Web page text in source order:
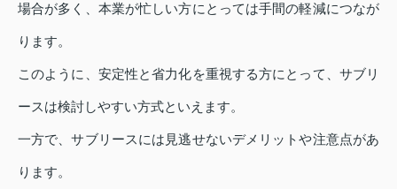
場合が多く、本業が忙しい方にとっては手間の軽減につなが
ります。
このように、安定性と省力化を重視する方にとって、サブリ
ースは検討しやすい方式といえます。
一方で、サブリースには見逃せないデメリットや注意点があ
ります。